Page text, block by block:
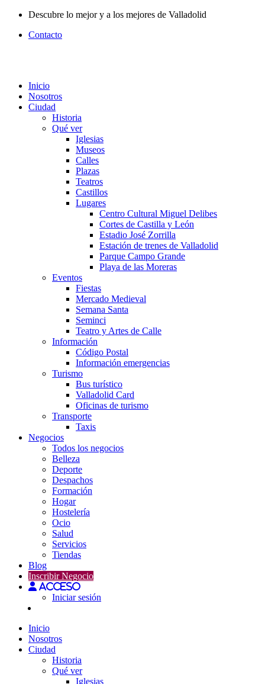
contenido
Descubre lo mejor y a los mejores de Valladolid
Contacto
Inicio
Nosotros
Ciudad
Historia
Qué ver
Iglesias
Museos
Calles
Plazas
Teatros
Castillos
Lugares
Centro Cultural Miguel Delibes
Cortes de Castilla y León
Estadio José Zorrilla
Estación de trenes de Valladolid
Parque Campo Grande
Playa de las Moreras
Eventos
Fiestas
Mercado Medieval
Semana Santa
Seminci
Teatro y Artes de Calle
Información
Código Postal
Información emergencias
Turismo
Bus turístico
Valladolid Card
Oficinas de turismo
Transporte
Taxis
Negocios
Todos los negocios
Belleza
Deporte
Despachos
Formación
Hogar
Hostelería
Ocio
Salud
Servicios
Tiendas
Blog
Inscribir Negocio
Acceso
Iniciar sesión
Inicio
Nosotros
Ciudad
Historia
Qué ver
Iglesias